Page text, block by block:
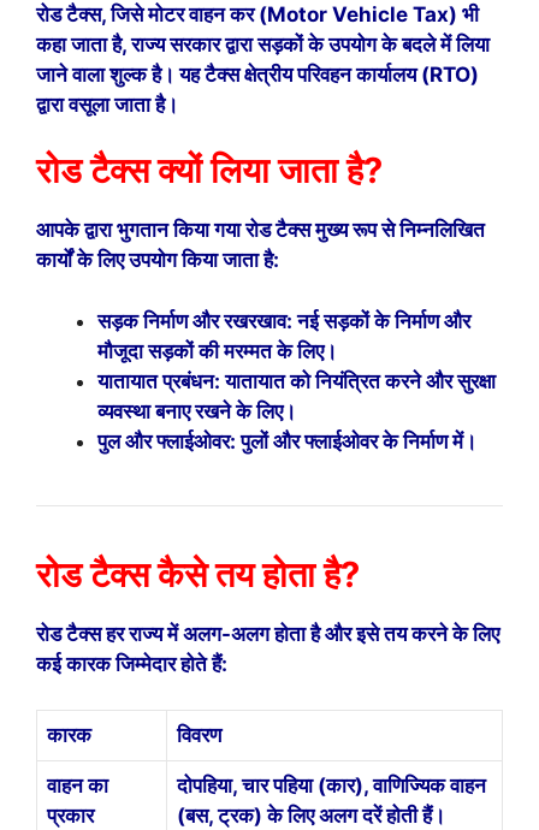
रोड टैक्स, जिसे मोटर वाहन कर (Motor Vehicle Tax) भी
कहा जाता है, राज्य सरकार द्वारा सड़कों के उपयोग के बदले में लिया
जाने वाला शुल्क है। यह टैक्स क्षेत्रीय परिवहन कार्यालय (RTO)
द्वारा वसूला जाता है।
रोड टैक्स क्यों लिया जाता है?
आपके द्वारा भुगतान किया गया रोड टैक्स मुख्य रूप से निम्नलिखित
कार्यों के लिए उपयोग किया जाता है:
सड़क निर्माण और रखरखाव: नई सड़कों के निर्माण और
मौजूदा सड़कों की मरम्मत के लिए।
यातायात प्रबंधन: यातायात को नियंत्रित करने और सुरक्षा
व्यवस्था बनाए रखने के लिए।
पुल और फ्लाईओवर: पुलों और फ्लाईओवर के निर्माण में।
रोड टैक्स कैसे तय होता है?
रोड टैक्स हर राज्य में अलग-अलग होता है और इसे तय करने के लिए
कई कारक जिम्मेदार होते हैं:
कारक विवरण
वाहन का
प्रकार
दोपहिया, चार पहिया (कार), वाणिज्यिक वाहन
(बस, ट्रक) के लिए अलग दरें होती हैं।